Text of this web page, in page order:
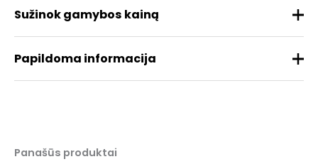
REZERVUOTI
Sužinok gamybos kainą
Papildoma informacija
Panašūs produktai